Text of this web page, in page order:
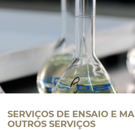
SERVIÇOS DE ENSAIO E
OUTROS SERVIÇOS